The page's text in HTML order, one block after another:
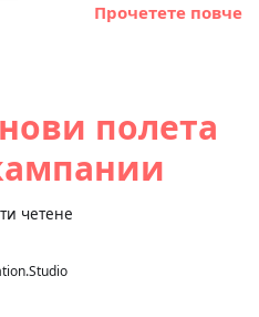
Прочетете повче
полета
четене